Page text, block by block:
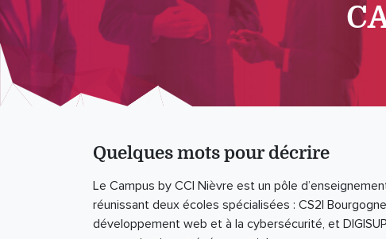
Quelques mots pour décrire
Le Campus by CCI Nièvre est un pôle
réunissant deux écoles spécialisées : CS2I
développement web et à la cybersécurité, et